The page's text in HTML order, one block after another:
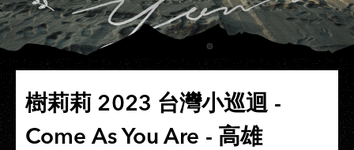
樹莉莉 2023 台灣小巡迴 -
Come As You Are - 高雄